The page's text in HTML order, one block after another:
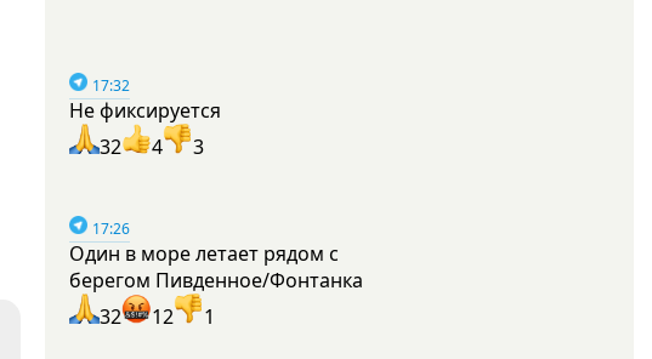
17:32
Не фиксируется
32
4 3
17:26
Один в море летает рядом с
берегом Пивденное/Фонтанка
32
12 1